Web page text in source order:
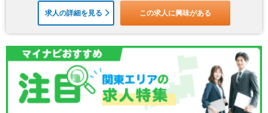
求人の詳細を見る この求人に興味がある